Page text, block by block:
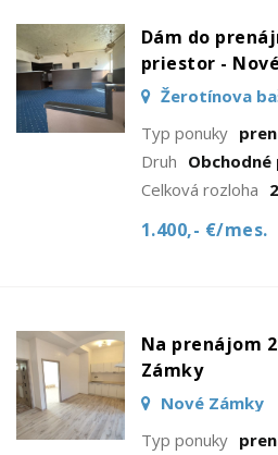
Dám do
priestor -
Žerotínova
Typ ponuky
Druh
Celková rozloha
1.400,- €/mes.
Na prenájom
Zámky
Nové Zámky
Typ ponuky